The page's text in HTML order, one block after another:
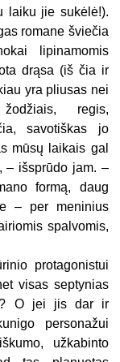
laiku jie sukėlė!).
romane šviečia
lipinamomis
drąsa (iš čia ir
yra pliusas nei
regis,
savotiškas jo
mūsų laikais gal
– išsprūdo jam. –
formą, daug
– per meninius
spalvomis,
protagonistui
visas septynias
O jei jis dar ir
personažui
užkabinto